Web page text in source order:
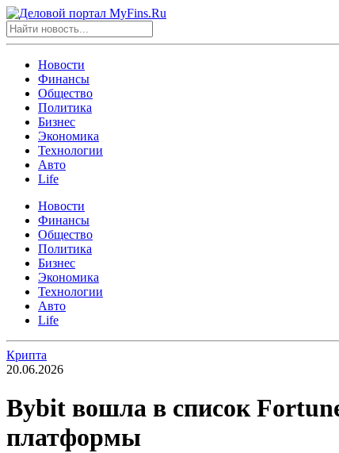
Новости
Финансы
Общество
Политика
Бизнес
Экономика
Технологии
Авто
Life
Новости
Финансы
Общество
Политика
Бизнес
Экономика
Технологии
Авто
Life
Крипта
20.06.2026
Bybit вошла в список
платформы